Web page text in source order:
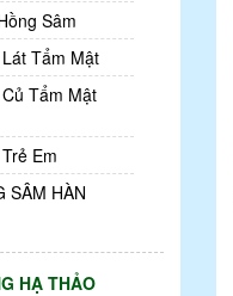
Sâm
Tẩm Mật
Tẩm Mật
Em
SÂM HÀN
HẠ THẢO